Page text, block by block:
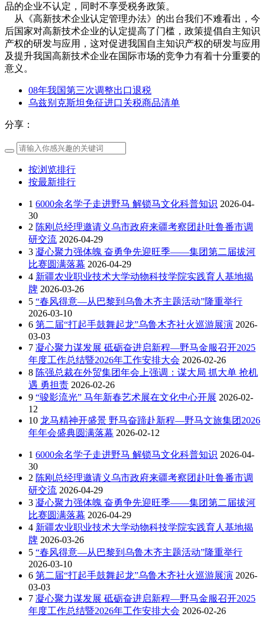
品的企业不认定，同时不享受税务政策。
从《高新技术企业认定管理办法》的出台我们不难看出，今
后国家对高新技术企业的认定提高了门槛，政策提倡自主知识
产权的研发与应用，这对促进我国自主知识产权的研发与应用
及提升我国高新技术企业在国际市场的竞争力有着十分重要的
意义。
08年我国第三次调整出口退税
乌兹别克斯坦免征进口关税商品清单
分享：
按浏览排行
按最新排行
1 6000余名学子走进野马 解锁马文化科普知识 2026-04-
30
2 陈刚总经理邀请义乌市政府来疆考察团赴吐鲁番市调
研交流 2026-04-29
3 凝心聚力强体魄 奋勇争先迎旺季——集团第二届拔河
比赛圆满落幕 2026-04-29
4 新疆农业职业技术大学动物科技学院实践育人基地揭
牌 2026-03-26
5 “春风得意—从巴黎到乌鲁木齐主题活动”隆重举行
2026-03-10
6 第二届“打起手鼓舞起龙”乌鲁木齐社火巡游展演 2026-
03-03
7 凝心聚力谋发展 砥砺奋进启新程—野马金服召开2025
年度工作总结暨2026年工作安排大会 2026-02-26
8 陈强总裁在外贸集团年会上强调：谋大局 抓大单 抢机
遇 勇担责 2026-02-26
9 “骏影流光” 马年新春艺术展在文化中心开展 2026-02-
12
10 龙马精神开盛景 野马奋蹄赴新程—野马文旅集团2026
年年会盛典圆满落幕 2026-02-12
1 6000余名学子走进野马 解锁马文化科普知识 2026-04-
30
2 陈刚总经理邀请义乌市政府来疆考察团赴吐鲁番市调
研交流 2026-04-29
3 凝心聚力强体魄 奋勇争先迎旺季——集团第二届拔河
比赛圆满落幕 2026-04-29
4 新疆农业职业技术大学动物科技学院实践育人基地揭
牌 2026-03-26
5 “春风得意—从巴黎到乌鲁木齐主题活动”隆重举行
2026-03-10
6 第二届“打起手鼓舞起龙”乌鲁木齐社火巡游展演 2026-
03-03
7 凝心聚力谋发展 砥砺奋进启新程—野马金服召开2025
年度工作总结暨2026年工作安排大会 2026-02-26